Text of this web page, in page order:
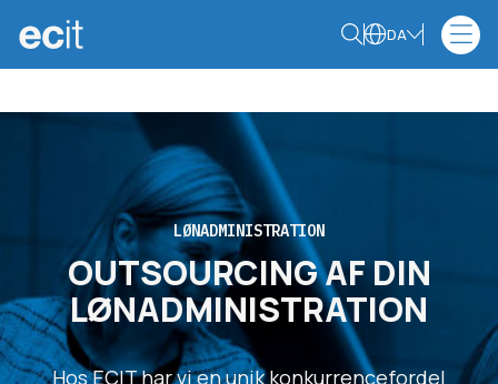
DA
LØNADMINISTRATION
OUTSOURCING AF DIN
LØNADMINISTRATION
Hos ECIT har vi en unik konkurrencefordel